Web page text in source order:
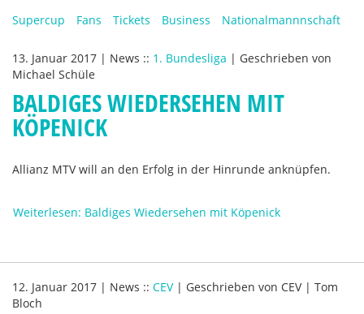
Supercup Fans Tickets Business Nationalmannnschaft
13. Januar 2017 | News :: 1. Bundesliga | Geschrieben von
Michael Schüle
BALDIGES WIEDERSEHEN MIT
KÖPENICK
Allianz MTV will an den Erfolg in der Hinrunde anknüpfen.
Weiterlesen: Baldiges Wiedersehen mit Köpenick
12. Januar 2017 | News :: CEV | Geschrieben von CEV | Tom
Bloch